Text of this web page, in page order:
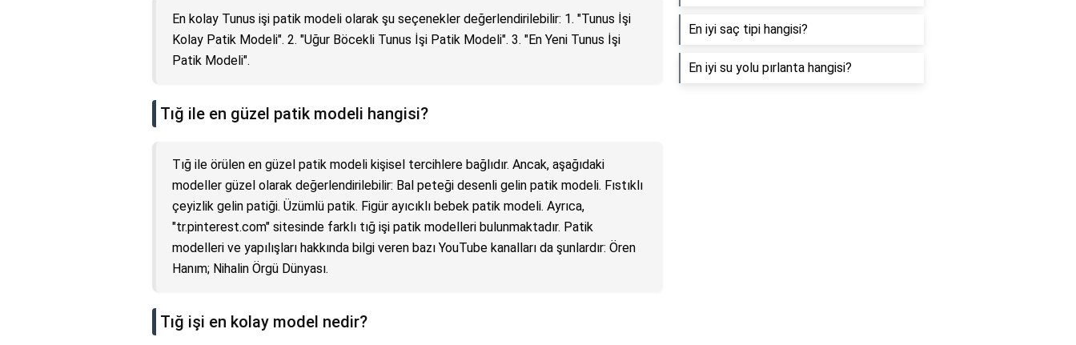
En kolay Tunus işi patik modeli olarak şu seçenekler değerlendirilebilir: 1. "Tunus İşi
Kolay Patik Modeli". 2. "Uğur Böcekli Tunus İşi Patik Modeli". 3. "En Yeni Tunus İşi
Patik Modeli".
Tığ ile en güzel patik modeli hangisi?
Tığ ile örülen en güzel patik modeli kişisel tercihlere bağlıdır. Ancak, aşağıdaki
modeller güzel olarak değerlendirilebilir: Bal peteği desenli gelin patik modeli. Fıstıklı
çeyizlik gelin patiği. Üzümlü patik. Figür ayıcıklı bebek patik modeli. Ayrıca,
"tr.pinterest.com" sitesinde farklı tığ işi patik modelleri bulunmaktadır. Patik
modelleri ve yapılışları hakkında bilgi veren bazı YouTube kanalları da şunlardır: Ören
Hanım; Nihalin Örgü Dünyası.
Tığ işi en kolay model nedir?
En iyi saç tipi hangisi?
En iyi su yolu pırlanta hangisi?